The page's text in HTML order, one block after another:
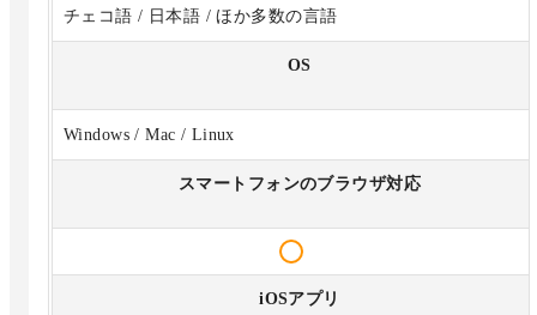
チェコ語 / 日本語 / ほか多数の言語
OS
Windows / Mac / Linux
スマートフォンのブラウザ対応
iOSアプリ